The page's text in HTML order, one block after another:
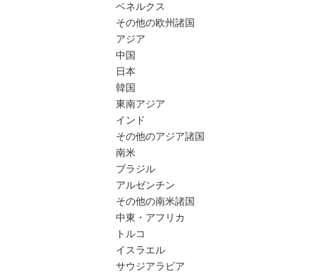
ベネルクス
その他の欧州諸国
アジア
中国
日本
韓国
東南アジア
インド
その他のアジア諸国
南米
ブラジル
アルゼンチン
その他の南米諸国
中東・アフリカ
トルコ
イスラエル
サウジアラビア